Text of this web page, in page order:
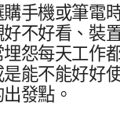
手機​或​筆電
不​好​看、​裝
怨​每​天​工作​
能​不能​好好​
發點。